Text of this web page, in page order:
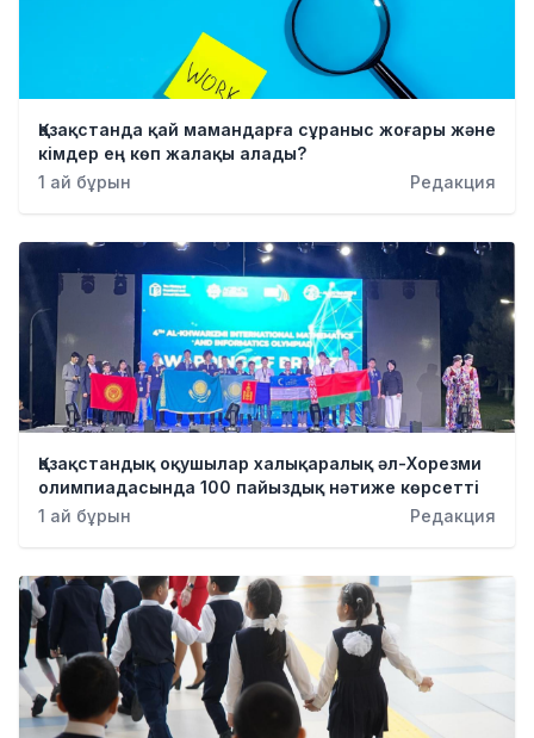
Қазақстанда қай мамандарға сұраныс жоғары және
кімдер ең көп жалақы алады?
1 ай бұрын
Редакция
Қазақстандық оқушылар халықаралық әл-Хорезми
олимпиадасында 100 пайыздық нәтиже көрсетті
1 ай бұрын
Редакция